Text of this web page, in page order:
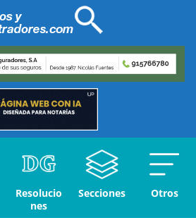
Resolucio
nes
Secciones Otros